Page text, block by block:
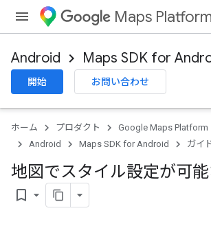
Maps
Android Maps SDK for
開始 お問い合わせ
ホーム プロダクト Google Maps Platform
Android
Maps SDK for Android ガイ
地図でスタイル設定が可
bookmark_border